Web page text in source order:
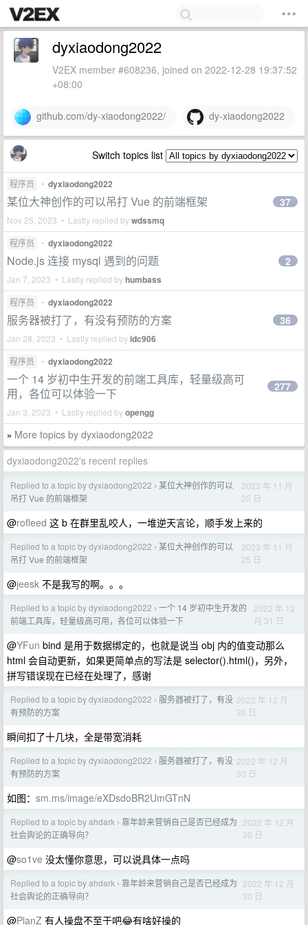
dyxiaodong2022
V2EX member #608236, joined on 2022-12-28 19:37:52
+08:00
github.com/dy-xiaodong2022/ dy-xiaodong2022
Switch topics list
程序员 • dyxiaodong2022
某位大神创作的可以吊打 Vue 的前端框架
Nov 25, 2023 • Lastly replied bywdssmq
37
程序员 • dyxiaodong2022
Node.js 连接 mysql 遇到的问题
Jan 7, 2023 • Lastly replied byhumbass
2
程序员 • dyxiaodong2022
服务器被打了，有没有预防的方案
Jan 28, 2023 • Lastly replied byidc906
36
程序员 • dyxiaodong2022
一个 14 岁初中生开发的前端工具库，轻量级高可
用，各位可以体验一下
Jan 3, 2023 • Lastly replied byopengg
277
» More topics by dyxiaodong2022
dyxiaodong2022's recent replies
Replied to a topic by dyxiaodong2022 › 某位大神创作的可以
吊打 Vue 的前端框架
2023 年 11 月
25 日
@rofleed 这 b 在群里乱咬人，一堆逆天言论，顺手发上来的
Replied to a topic by dyxiaodong2022 › 某位大神创作的可以
吊打 Vue 的前端框架
2023 年 11 月
25 日
@jeesk 不是我写的啊。。。
Replied to a topic by dyxiaodong2022 › 一个 14 岁初中生开发的
前端工具库，轻量级高可用，各位可以体验一下
2022 年 12
月 31 日
@YFun bind 是用于数据绑定的，也就是说当 obj 内的值变动那么
html 会自动更新，如果更简单点的写法是 selector().html()，另外，
拼写错误现在已经在处理了，感谢
Replied to a topic by dyxiaodong2022 › 服务器被打了，有没
有预防的方案
2022 年 12 月
30 日
瞬间扣了十几块，全是带宽消耗
Replied to a topic by dyxiaodong2022 › 服务器被打了，有没
有预防的方案
2022 年 12 月
30 日
如图： sm.ms/image/eXDsdoBR2UmGTnN
Replied to a topic by ahdark › 靠年龄来营销自己是否已经成为
社会舆论的正确导向？
2022 年 12 月
30 日
@so1ve 没太懂你意思，可以说具体一点吗
Replied to a topic by ahdark › 靠年龄来营销自己是否已经成为
社会舆论的正确导向？
2022 年 12 月
30 日
@PlanZ 有人操盘不至于吧😂有啥好操的